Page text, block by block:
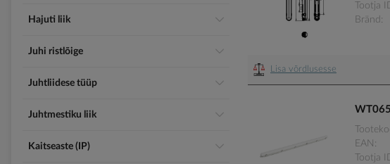
Tootja
Bränd
Lisa võrdlusesse
EAN
Tootja
Hajuti liik
Juhi ristlõige
Juhtliidese tüüp
Juhtmestiku liik
Kaitseaste (IP)